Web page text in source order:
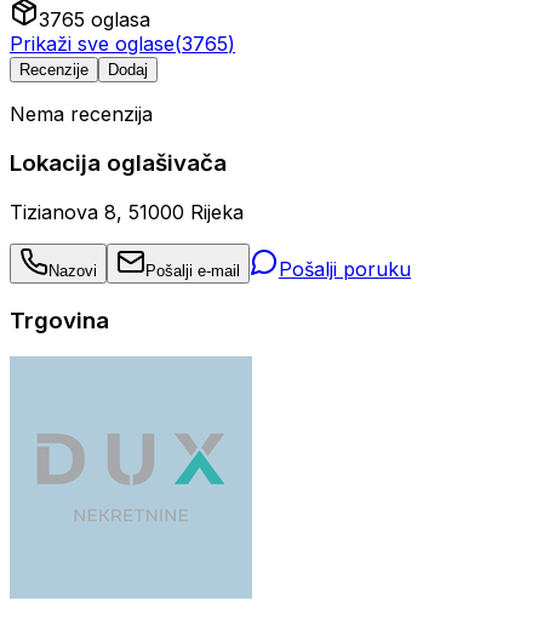
3765 oglasa
Prikaži sve oglase(3765)
Recenzije Dodaj
Nema recenzija
Lokacija oglašivača
Tizianova 8, 51000 Rijeka
Nazovi Pošalji e-mail Pošalji poruku
Trgovina